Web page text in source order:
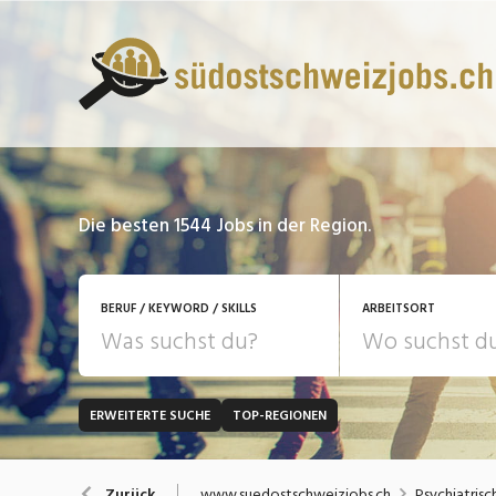
Die besten 1544 Jobs in der Region.
BERUF / KEYWORD / SKILLS ARBEITSORT
JOB-TYP
Festanstellung
Bank, Versicherung
ERWEITERTE SUCHE TOP-REGIONEN